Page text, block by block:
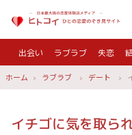
出会い ラブラブ 失恋
ホーム ラブラブ デート
イチゴに気を取ら